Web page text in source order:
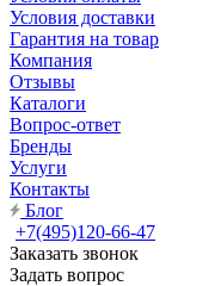
Условия доставки
Гарантия на товар
Компания
Отзывы
Каталоги
Вопрос-ответ
Бренды
Услуги
Контакты
Блог
+7(495)120-66-47
Заказать звонок
Задать вопрос